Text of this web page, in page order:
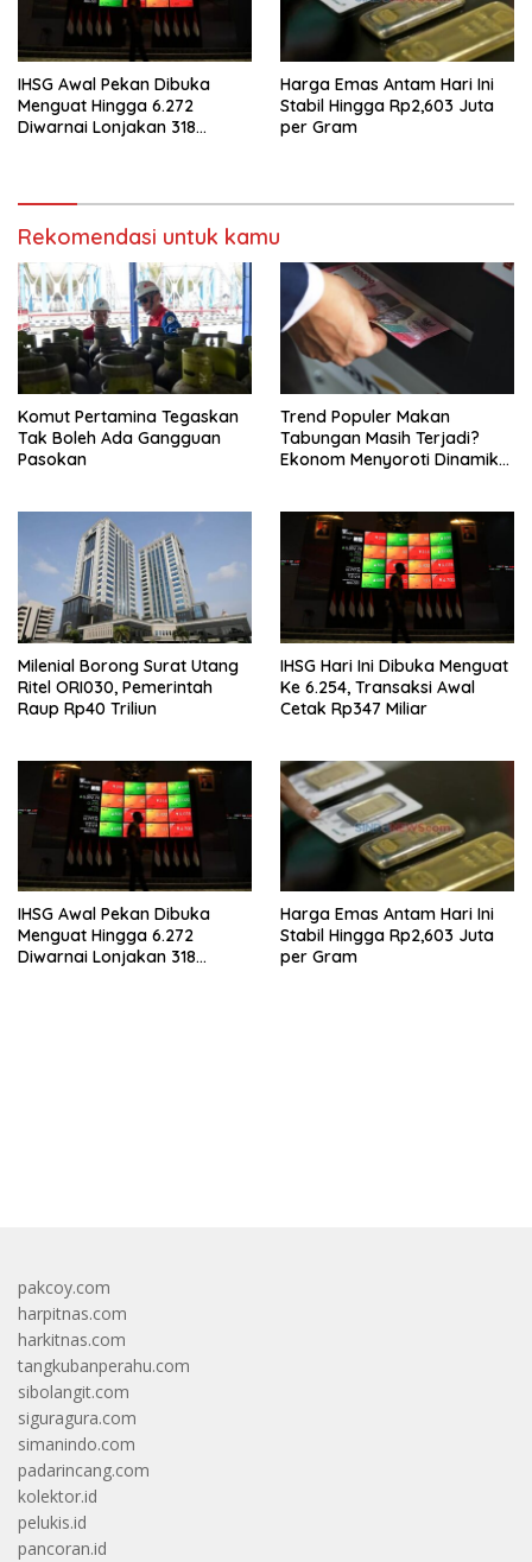
IHSG Awal Pekan Dibuka
Menguat Hingga 6.272
Diwarnai Lonjakan 318
Harga Emas Antam Hari Ini
Stabil Hingga Rp2,603 Juta
per Gram
Rekomendasi untuk kamu
Komut Pertamina Tegaskan
Tak Boleh Ada Gangguan
Pasokan
Trend Populer Makan
Tabungan Masih Terjadi?
Ekonom Menyoroti Dinamika
Milenial Borong Surat Utang
Ritel ORI030, Pemerintah
Raup Rp40 Triliun
IHSG Hari Ini Dibuka Menguat
Ke 6.254, Transaksi Awal
Cetak Rp347 Miliar
IHSG Awal Pekan Dibuka
Menguat Hingga 6.272
Diwarnai Lonjakan 318
Harga Emas Antam Hari Ini
Stabil Hingga Rp2,603 Juta
per Gram
pakcoy.com
harpitnas.com
harkitnas.com
tangkubanperahu.com
sibolangit.com
siguragura.com
simanindo.com
padarincang.com
kolektor.id
pelukis.id
pancoran.id